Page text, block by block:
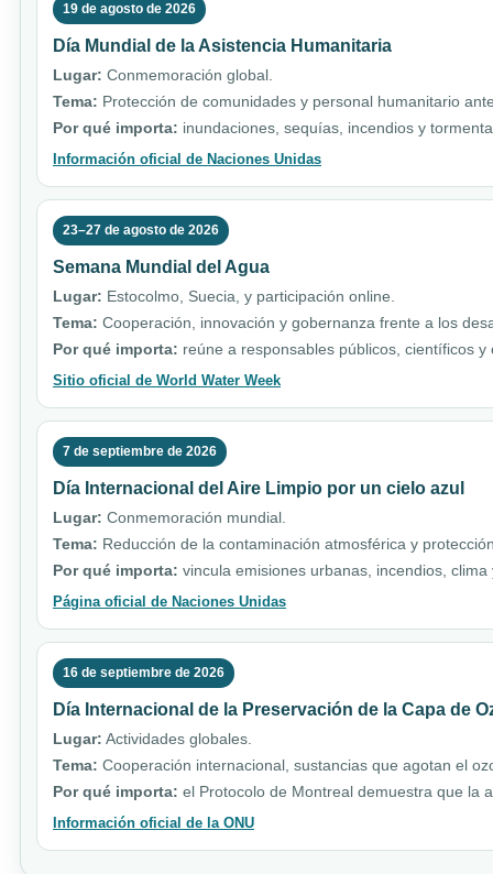
19 de agosto de 2026
Día Mundial de la Asistencia Humanitaria
Lugar: Conmemoración global.
Tema: Protección de comunidades y personal humanitario
Por qué importa: inundaciones, sequías, incendios y
Información oficial de Naciones Unidas
23–27 de agosto de 2026
Semana Mundial del Agua
Lugar: Estocolmo, Suecia, y participación online.
Tema: Cooperación, innovación y gobernanza frente a los
Por qué importa: reúne a responsables públicos, científicos
Sitio oficial de World Water Week
7 de septiembre de 2026
Día Internacional del Aire Limpio por un cielo azul
Lugar: Conmemoración mundial.
Tema: Reducción de la contaminación atmosférica y
Por qué importa: vincula emisiones urbanas, incendios,
Página oficial de Naciones Unidas
16 de septiembre de 2026
Día Internacional de la Preservación de la Capa de
Lugar: Actividades globales.
Tema: Cooperación internacional, sustancias que agotan el
Por qué importa: el Protocolo de Montreal demuestra que la
Información oficial de la ONU